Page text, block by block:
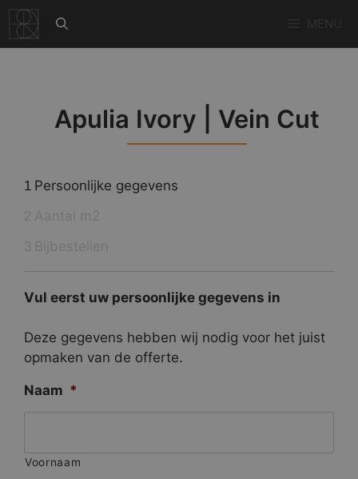
naar
de
Apulia Ivory | Vein Cut
1 Persoonlijke gegevens
Vul eerst uw persoonlijke gegevens in
Deze gegevens hebben wij nodig voor het juist
opmaken van de offerte.
Naam *
Voornaam